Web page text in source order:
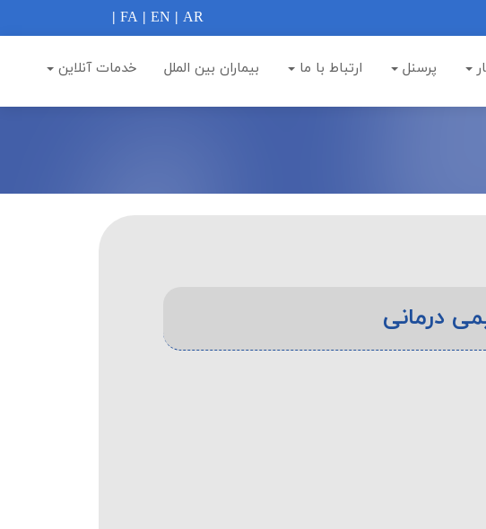
FA| EN | AR
|
پرسنل ارتباط با ما بيماران بين الملل خدمات آنلاین
درمانی